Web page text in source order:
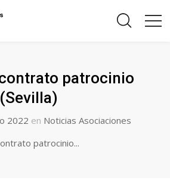
patrocinio
2022 en Noticias Asociaciones
patrocinio...